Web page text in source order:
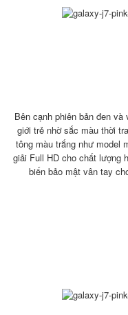
Bên cạnh phiên bản đen
giới trẻ nhờ sắc màu thời
tông màu trắng như model
giải Full HD cho chất lượng
biến bảo mật vân tay